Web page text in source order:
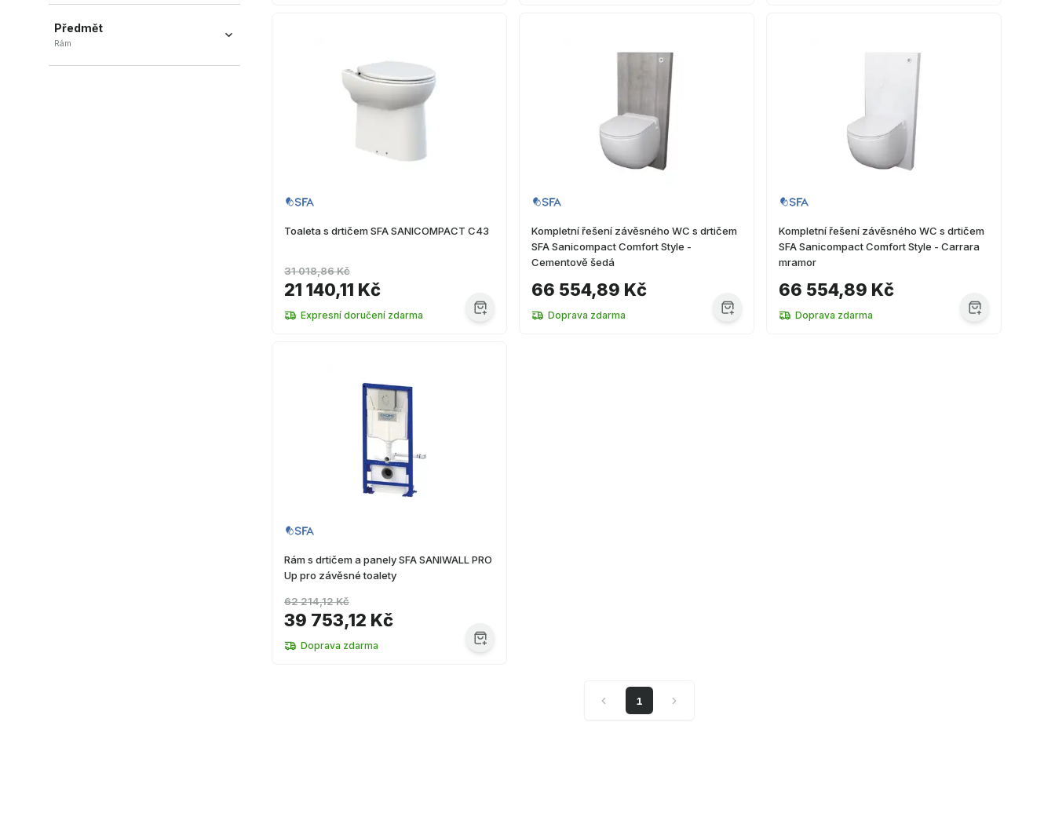
Předmět
Rám
Toaleta s drtičem SFA SANICOMPACT C43
21 140,11 Kč
31 018,86 Kč
Expresní doručení zdarma
Kompletní řešení závěsného WC s drtičem
SFA Sanicompact Comfort Style -
Cementově šedá
66 554,89 Kč
Doprava zdarma
Kompletní řešení závěsného WC s drtičem
SFA Sanicompact Comfort Style - Carrara
mramor
66 554,89 Kč
Doprava zdarma
Rám s drtičem a panely SFA SANIWALL PRO
Up pro závěsné toalety
39 753,12 Kč
62 214,12 Kč
Doprava zdarma
1